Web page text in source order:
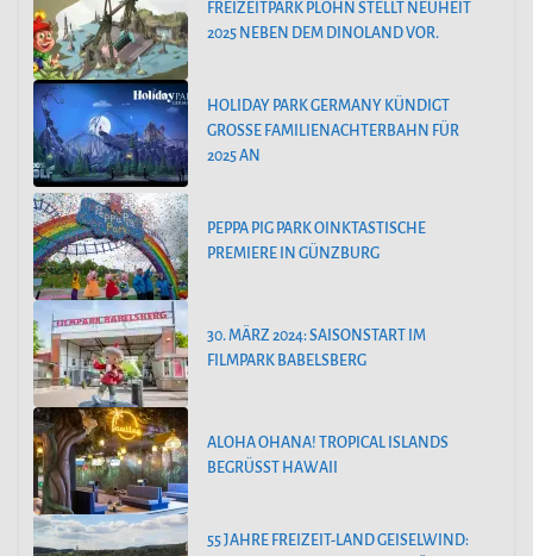
FREIZEITPARK PLOHN STELLT NEUHEIT
2025 NEBEN DEM DINOLAND VOR.
HOLIDAY PARK GERMANY KÜNDIGT
GROSSE FAMILIENACHTERBAHN FÜR 2
025 AN
PEPPA PIG PARK OINKTASTISCHE
PREMIERE IN GÜNZBURG
30. MÄRZ 2024: SAISONSTART IM
FILMPARK BABELSBERG
ALOHA OHANA! TROPICAL ISLANDS
BEGRÜSST HAWAII
55 JAHRE FREIZEIT-LAND GEISELWIND: